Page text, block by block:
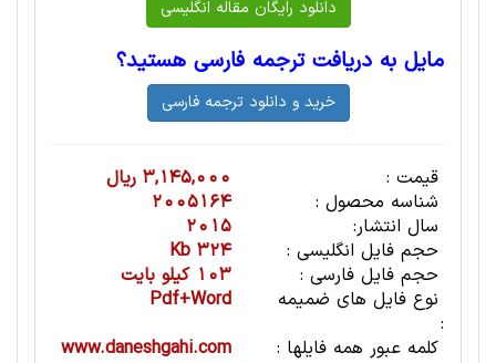
مایل به دریافت ترجمه فارسی هستید؟
قیمت :
3,145,000 ریال
شناسه محصول :
2005164
سال انتشار:
2015
حجم فایل انگلیسی :
324 Kb
حجم فایل فارسی :
103 کیلو بایت
نوع فایل های ضمیمه
:
Pdf+Word
کلمه عبور همه فایلها :
www.daneshgahi.com